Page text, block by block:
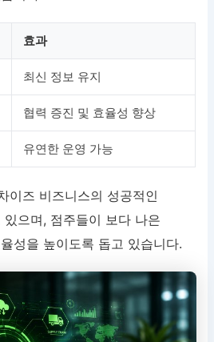
효과
최신 정보 유지
협력 증진 및 효율성 향상
유연한 운영 가능
이즈 비즈니스의 성공적인
으며, 점주들이 보다 나은
성을 높이도록 돕고 있습니다.